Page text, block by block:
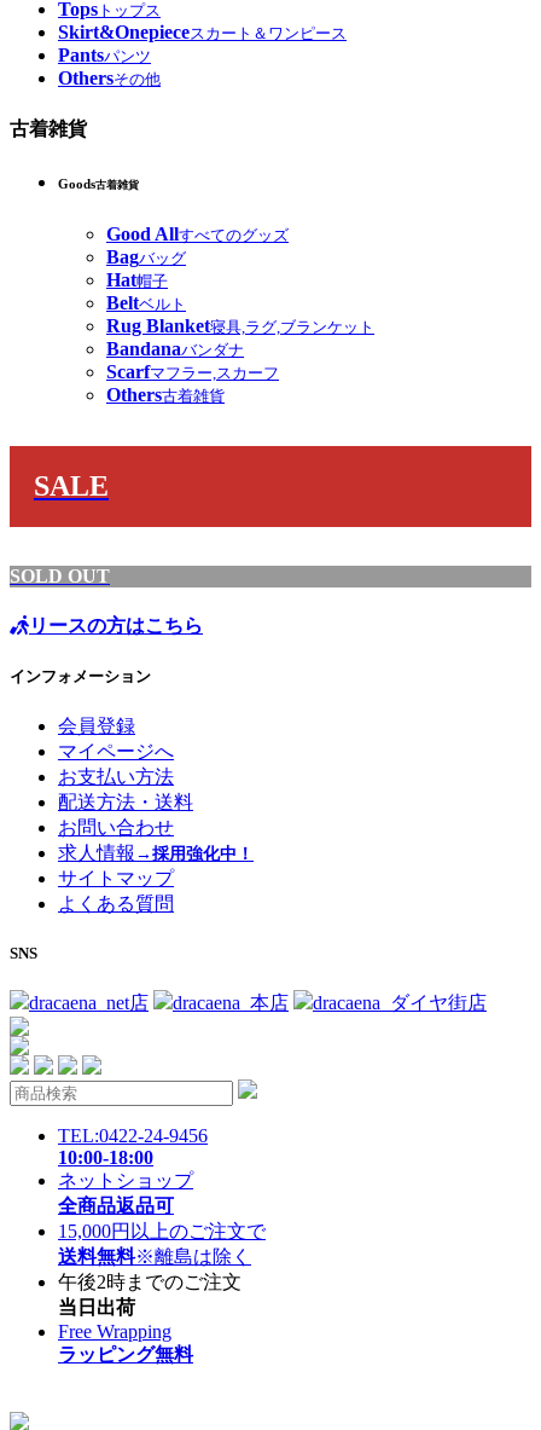
Tops トップス
Skirt&Onepieceスカート＆ワンピース
Pantsパンツ
Othersその他
古着雑貨
Goods古着雑貨
Good Allすべてのグッズ
Bagバッグ
Hat帽子
Beltベルト
Rug Blanket寝具,ラグ,ブランケット
Bandanaバンダナ
Scarfマフラー,スカーフ
Others古着雑貨
SALE
SOLD OUT
リースの方はこちら
インフォメーション
会員登録
マイページへ
お支払い方法
配送方法・送料
お問い合わせ
求人情報 →採用強化中！
サイトマップ
よくある質問
SNS
dracaena_net店 dracaena_本店 dracaena_ダイヤ街店
TEL:0422-24-9456
10:00-18:00
ネットショップ
全商品返品可
15,000円以上のご注文で
送料無料※離島は除く
午後2時までのご注文
当日出荷
Free Wrapping
ラッピング無料